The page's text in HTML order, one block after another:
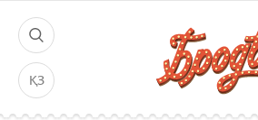
ҚЗ